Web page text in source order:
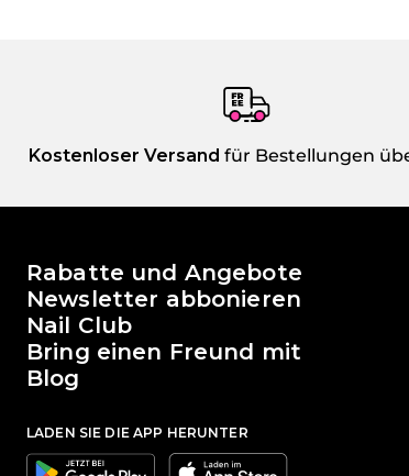
Kostenloser Versand für Bestellungen
Die Welt von Passione Beauty
Rabatte und Angebote
Newsletter abbonieren
Nail Club
Bring einen Freund mit
Blog
LADEN SIE DIE APP HERUNTER
Google Apple